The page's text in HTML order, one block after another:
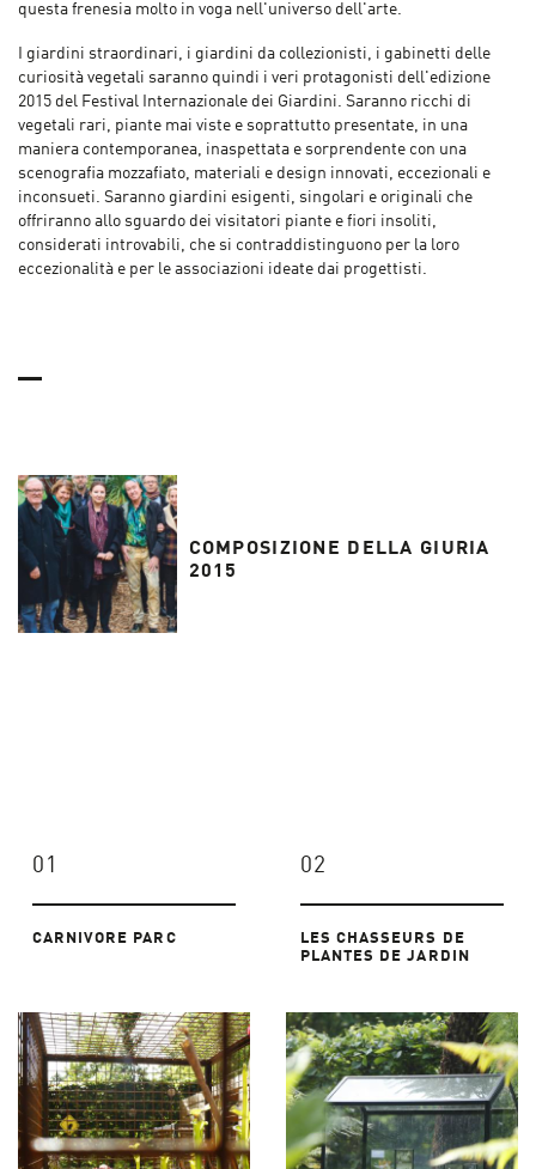
questa frenesia molto in voga nell'universo dell'arte.
I giardini straordinari, i giardini da collezionisti, i gabinetti delle
curiosità vegetali saranno quindi i veri protagonisti dell'edizione
2015 del Festival Internazionale dei Giardini. Saranno ricchi di
vegetali rari, piante mai viste e soprattutto presentate, in una
maniera contemporanea, inaspettata e sorprendente con una
scenografia mozzafiato, materiali e design innovati, eccezionali e
inconsueti. Saranno giardini esigenti, singolari e originali che
offriranno allo sguardo dei visitatori piante e fiori insoliti,
considerati introvabili, che si contraddistinguono per la loro
eccezionalità e per le associazioni ideate dai progettisti.
COMPOSIZIONE DELLA GIURIA
2015
01
CARNIVORE PARC
02
LES CHASSEURS DE
PLANTES DE JARDIN